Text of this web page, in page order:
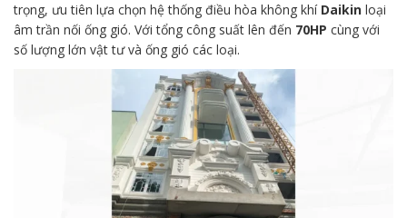
trọng, ưu tiên lựa chọn hệ thống điều hòa không khí Daikin loại
âm trần nối ống gió. Với tổng công suất lên đến 70HP cùng với
số lượng lớn vật tư và ống gió các loại.